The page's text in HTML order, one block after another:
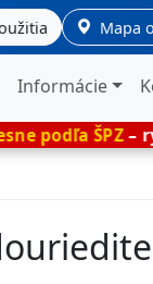
Mapa
Informácie
– rýchlo,